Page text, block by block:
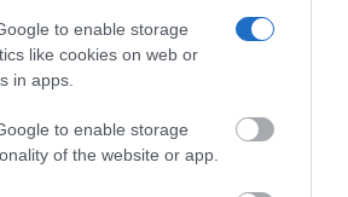
to enable storage
like cookies on web or
in apps.
to enable storage
of the website or app.
call controller έχετε τον
των κλήσεων ή της μουσικής
να λάβετε ή να τερματίσετε
κλήσης.